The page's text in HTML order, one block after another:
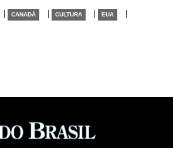
| CANADÁ | CULTURA | EUA |